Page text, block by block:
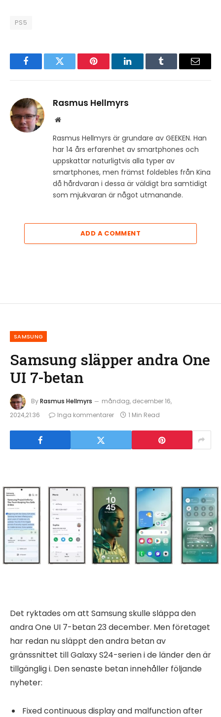
PS5
FacebookTwitter Pinterest LinkedInTumblr Email
Rasmus Hellmyrs
Website
Rasmus Hellmyrs är grundare av GEEKEN. Han
har 14 års erfarenhet av smartphones och
uppskattar naturligtvis alla typer av
smartphones, men främst foldebles från Kina
då hårdvaran i dessa är väldigt bra samtidigt
som mjukvaran är något utmanande.
ADD A COMMENT
SAMSUNG
Samsung släpper andra One
UI 7-betan
ByRasmus Hellmyrs
måndag, december 16,
2024,21:36
Inga kommentarer 1 Min Read
Det ryktades om att Samsung skulle släppa den
andra One UI 7-betan 23 december. Men företaget
har redan nu släppt den andra betan av
gränssnittet till Galaxy S24-serien i de länder den är
tillgänglig i. Den senaste betan innehåller följande
nyheter:
Fixed continuous display and malfunction after